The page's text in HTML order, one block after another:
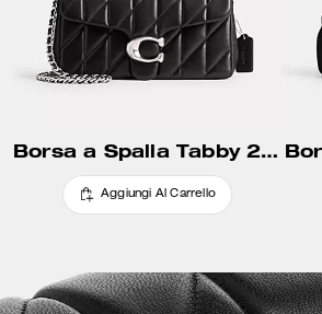
Borsa a Spalla Tabby 26 con Trapuntatura a Cuscino
Aggiungi Al Carrello